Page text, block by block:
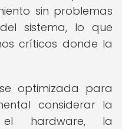
sin problemas
sistema, lo que
críticos donde la
optimizada para
considerar la
el hardware, la